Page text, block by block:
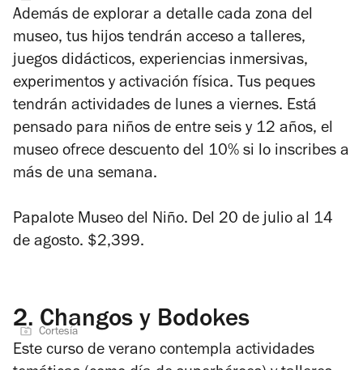
Además de explorar a detalle cada zona del
museo, tus hijos tendrán acceso a talleres,
juegos didácticos, experiencias inmersivas,
experimentos y activación física. Tus peques
tendrán actividades de lunes a viernes. Está
pensado para niños de entre seis y 12 años, el
museo ofrece descuento del 10% si lo inscribes a
más de una semana.
Papalote Museo del Niño. Del 20 de julio al 14
de agosto. $2,399.
2. Changos y Bodokes
Cortesía
Este curso de verano contempla actividades